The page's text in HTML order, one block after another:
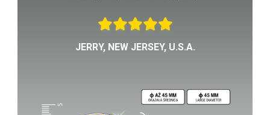
JERRY, NEW JERSEY, U.S.A.